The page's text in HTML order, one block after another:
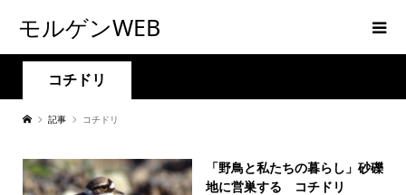
モルゲンWEB
コチドリ
記事 コチドリ
「野鳥と私たちの暮らし」砂礫
地に営巣する コチドリ